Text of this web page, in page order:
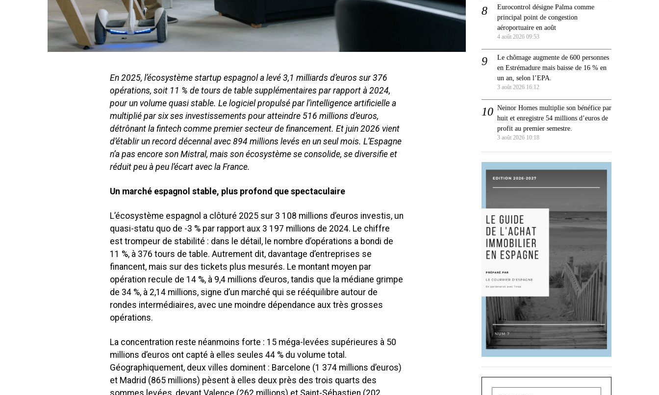
En 2025, l’écosystème startup espagnol a levé 3,1 milliards d’euros sur 376
opérations, soit 11 % de tours de table supplémentaires par rapport à 2024,
pour un volume quasi stable. Le logiciel propulsé par l’intelligence artificielle a
multiplié par six ses investissements pour atteindre 516 millions d’euros,
détrônant la fintech comme premier secteur de financement. Et juin 2026 vient
d’établir un record décennal avec 894 millions levés en un seul mois. L’Espagne
n’a pas encore son Mistral, mais son écosystème se consolide, se diversifie et
réduit peu à peu l’écart avec la France.
Un marché espagnol stable, plus profond que spectaculaire
L’écosystème espagnol a clôturé 2025 sur 3 108 millions d’euros investis, un
quasi-statu quo de -3 % par rapport aux 3 197 millions de 2024. Le chiffre
est trompeur de stabilité : dans le détail, le nombre d’opérations a bondi de
11 %, à 376 tours de table. Autrement dit, davantage d’entreprises se
financent, mais sur des tickets plus mesurés. Le montant moyen par
opération recule de 14 %, à 9,4 millions d’euros, tandis que la médiane grimpe
de 34 %, à 2,14 millions, signe d’un marché qui se rééquilibre autour de
rondes intermédiaires, avec une moindre dépendance aux très grosses
opérations.
La concentration reste néanmoins forte : 15 méga-levées supérieures à 50
millions d’euros ont capté à elles seules 44 % du volume total.
Géographiquement, deux villes dominent : Barcelone (1 374 millions d’euros)
et Madrid (865 millions) pèsent à elles deux près des trois quarts des
sommes levées, devant Valence (262 millions) et Saint-Sébastien (202
Eurocontrol désigne Palma comme
principal point de congestion
aéroportuaire en août
4 août 2026 09:53
Le chômage augmente de 600 personnes
en Estrémadure mais baisse de 16 % en
un an, selon l’EPA.
3 août 2026 16:12
Neinor Homes multiplie son bénéfice par
huit et enregistre 54 millions d’euros de
profit au premier semestre.
3 août 2026 10:18